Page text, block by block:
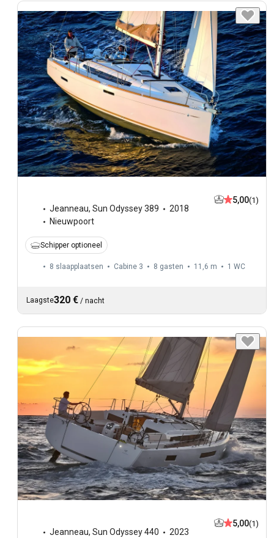
Jeanneau, Sun Odyssey 389
2018
Nieuwpoort
5,00(1)
Schipper optioneel
8 slaapplaatsen Cabine 3 8 gasten 11,6 m 1 WC
Laagste320 € / nacht
Jeanneau, Sun Odyssey 440
2023
5,00(1)